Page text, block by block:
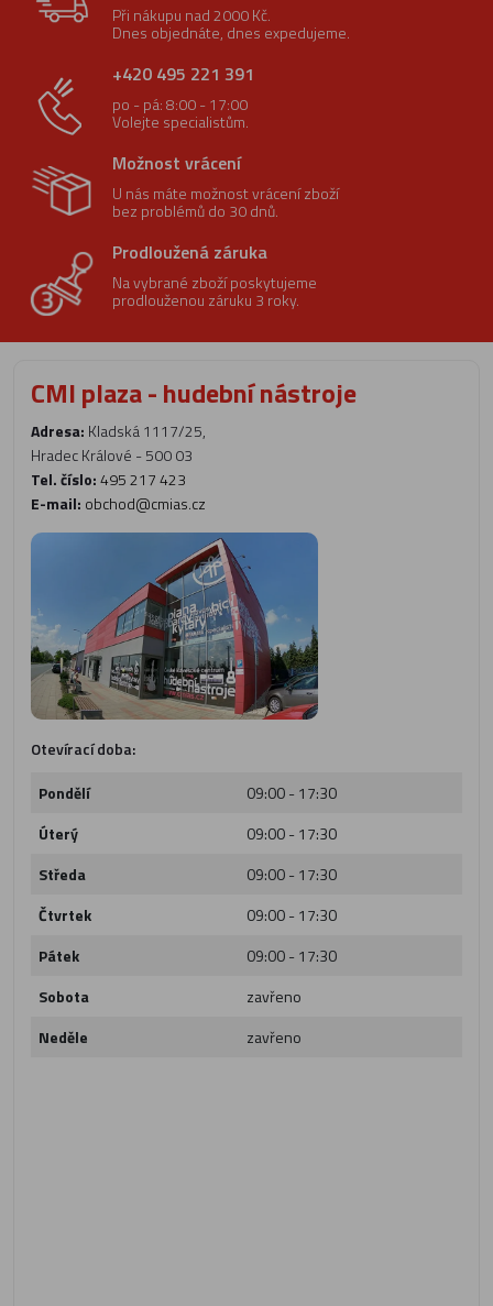
Při nákupu nad 2000 Kč.
Dnes objednáte, dnes expedujeme.
+420 495 221 391
po - pá: 8:00 - 17:00
Volejte specialistům.
Možnost vrácení
U nás máte možnost vrácení zboží
bez problémů do 30 dnů.
Prodloužená záruka
Na vybrané zboží poskytujeme
prodlouženou záruku 3 roky.
CMI plaza - hudební nástroje
Adresa: Kladská 1117/25,
Hradec Králové - 500 03
Tel. číslo:495 217 423
E-mail: obchod@cmias.cz
Otevírací doba:
Pondělí
09:00 - 17:30
Úterý
09:00 - 17:30
Středa
09:00 - 17:30
Čtvrtek
09:00 - 17:30
Pátek
09:00 - 17:30
Sobota
zavřeno
Neděle
zavřeno